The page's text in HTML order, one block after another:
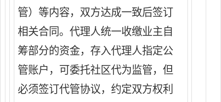
管） 等内容， 双方达成一致后签订
相关合同 。代理人统一收缴业主自
筹部分的资金，存入代理人指定公
管账户，可委托社区代为监管，但
必须签订代管协议，约定双方权利